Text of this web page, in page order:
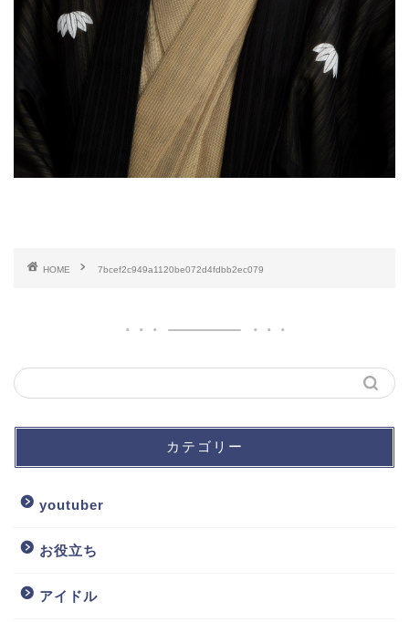
HOME 7bcef2c949a1120be072d4fdbb2ec079
カテゴリー
youtuber
お役立ち
アイドル